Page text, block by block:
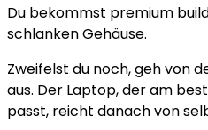
Du bekommst premium
schlanken Gehäuse.
Zweifelst du noch, geh von
aus. Der Laptop, der am
passt, reicht danach von